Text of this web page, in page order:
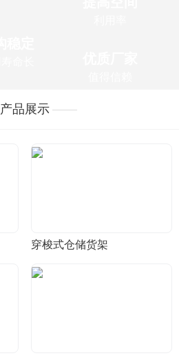
产品展示
穿梭式仓储货架